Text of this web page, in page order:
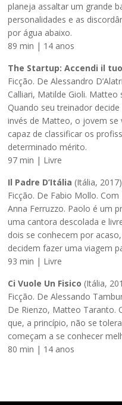
planeja assaltar um grande
personalidades e as
por água abaixo.
89 min | 14 anos
The Startup: Accendi il
Ficção. De Alessandro
Calliari, Matilde Gioli.
Quando seu treinador
invés de Matteo, o jovem se
capaz de classificar os
determinado mérito.
97 min | Livre
Il Padre D’Itália (Itália, 2017)
Ficção. De Fabio Mollo.
Anna Ferruzzo. Paolo é um
uma cantora descolada e
dois se conhecem por
decidem fazer uma viagem
93 min | Livre
Ci Vuole Un Fisico (Itália,
Ficção. De Alessando
De Rienzo, Matteo Taranto.
que, a princípio, não se
começam a se conhecer
80 min | 14 anos